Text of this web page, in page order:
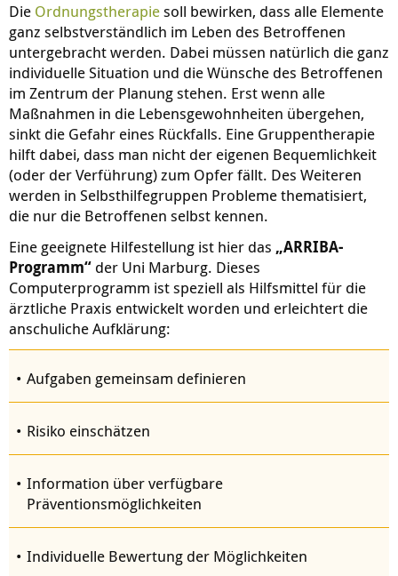
Die Ordnungstherapiesoll bewirken, dass alle Elemente
ganz selbstverständlich im Leben des Betroffenen
untergebracht werden. Dabei müssen natürlich die ganz
individuelle Situation und die Wünsche des Betroffenen
im Zentrum der Planung stehen. Erst wenn alle
Maßnahmen in die Lebensgewohnheiten übergehen,
sinkt die Gefahr eines Rückfalls. Eine Gruppentherapie
hilft dabei, dass man nicht der eigenen Bequemlichkeit
(oder der Verführung) zum Opfer fällt. Des Weiteren
werden in Selbsthilfegruppen Probleme thematisiert,
die nur die Betroffenen selbst kennen.
Eine geeignete Hilfestellung ist hier das „ARRIBA-
Programm“ der Uni Marburg. Dieses
Computerprogramm ist speziell als Hilfsmittel für die
ärztliche Praxis entwickelt worden und erleichtert die
anschuliche Aufklärung:
Aufgaben gemeinsam definieren
Risiko einschätzen
Information über verfügbare
Präventionsmöglichkeiten
Individuelle Bewertung der Möglichkeiten